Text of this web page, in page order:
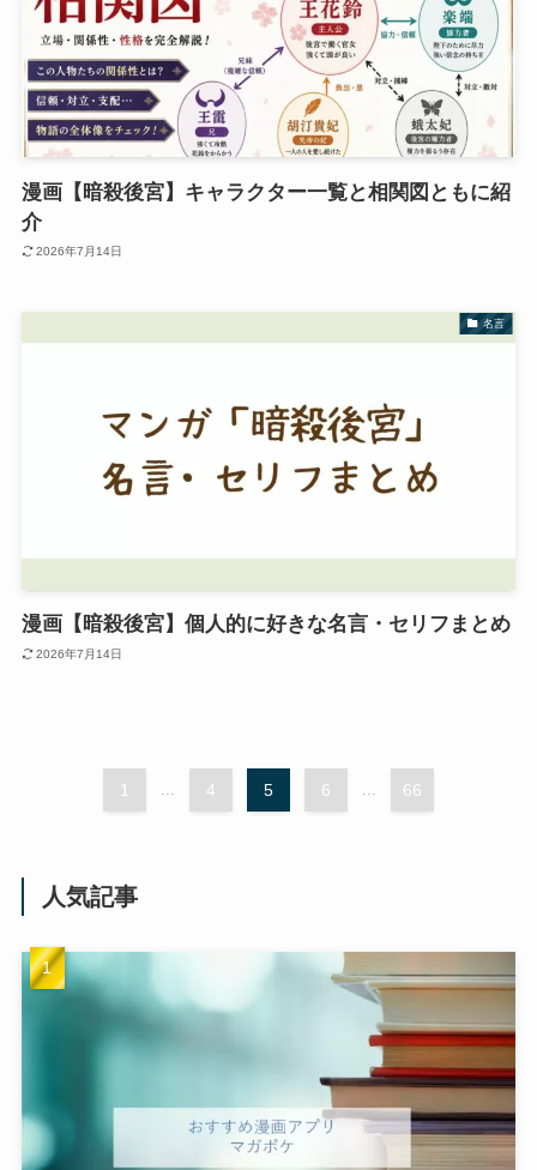
漫画【暗殺後宮】キャラクター一覧と相関図ともに紹
介
2026年7月14日
名言
漫画【暗殺後宮】個人的に好きな名言・セリフまとめ
2026年7月14日
1 ... 4 5 6 ... 66
人気記事